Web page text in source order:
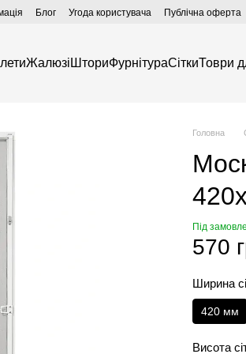
Блог Угода користувача Публічна оферта
Жалюзі ШториФурнітураСіткиТоври
Головна
Під
570
Ширина
420 мм
Висота